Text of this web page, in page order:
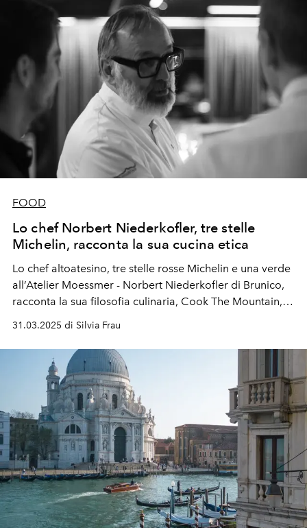
FOOD
Lo chef Norbert Niederkofler, tre stelle
Michelin, racconta la sua cucina etica
Lo chef altoatesino, tre stelle rosse Michelin e una verde
all’Atelier Moessmer - Norbert Niederkofler di Brunico,
racconta la sua filosofia culinaria, Cook The Mountain,
che ha declinato anche all’AlpiNN di Plan de Corones.
31.03.2025 di Silvia Frau